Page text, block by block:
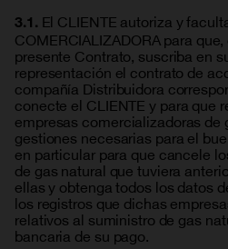
3.1. El CLIENTE autoriza y
COMERCIALIZADORA para
presente Contrato, suscriba en
representación el contrato de
compañía Distribuidora
conecte el CLIENTE y para que
empresas comercializadoras de
gestiones necesarias para el
en particular para que cancele
de gas natural que tuviera
ellas y obtenga todos los datos
los registros que dichas
relativos al suministro de gas
bancaria de su pago.